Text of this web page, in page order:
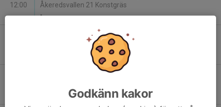
12:00
Åkeredsvallen 21 Konstgräs
-
Ösets BK - Proletären FF
Gröna Vallen 11
Kungsladugårds BK Vinröd - Proletären FF
Godkänn kakor